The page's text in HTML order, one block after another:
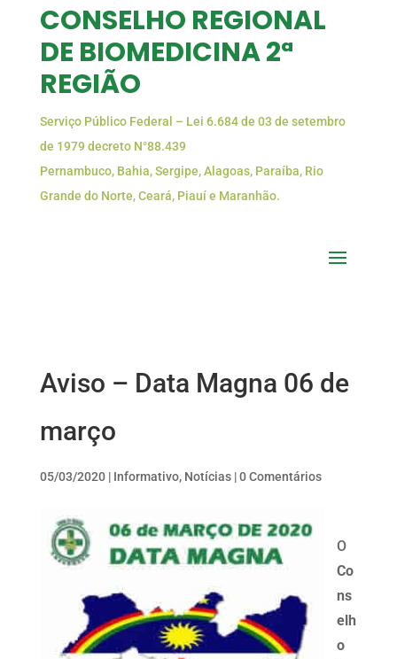
CONSELHO REGIONAL
DE BIOMEDICINA 2ª
REGIÃO
Serviço Público Federal – Lei 6.684 de 03 de setembro
de 1979 decreto N°88.439
Pernambuco, Bahia, Sergipe, Alagoas, Paraíba, Rio
Grande do Norte, Ceará, Piauí e Maranhão.
Aviso – Data Magna 06 de
março
05/03/2020| Informativo, Notícias|0 Comentários
O
Co
ns
elh
o